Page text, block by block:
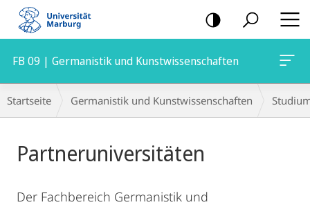
Mobile-
Navigation
FB 09 | Germanistik und Kunstwissenschaften
Hauptinhalt
Breadcrumb-
Navigation
Startseite Germanistik und Kunstwissenschaften
Partneruniversitäten
Der Fachbereich Germanistik und